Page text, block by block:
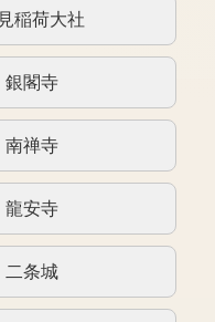
稲荷大社
銀閣寺
南禅寺
龍安寺
二条城